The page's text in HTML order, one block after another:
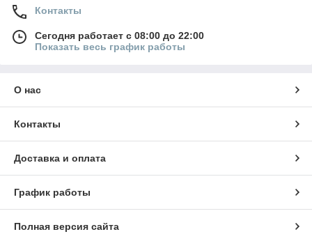
Контакты
Сегодня работает с 08:00 до 22:00
Показать весь график работы
О нас
Контакты
Доставка и оплата
График работы
Полная версия сайта